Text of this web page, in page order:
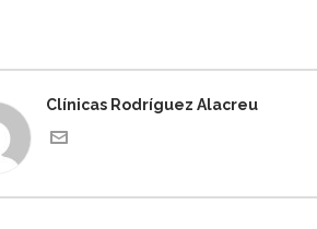
Clínicas Rodríguez Alacreu